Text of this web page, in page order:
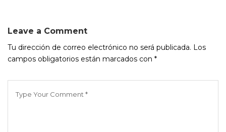
Leave a Comment
Tu dirección de correo electrónico no será publicada. Los
campos obligatorios están marcados con *